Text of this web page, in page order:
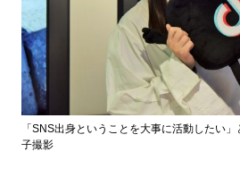
「SNS出身ということを大事に活動したい
子撮影